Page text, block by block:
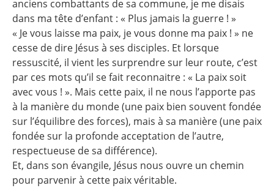
anciens combattants de sa commune, je me disais
dans ma tête d’enfant : « Plus jamais la guerre ! »
« Je vous laisse ma paix, je vous donne ma paix ! » ne
cesse de dire Jésus à ses disciples. Et lorsque
ressuscité, il vient les surprendre sur leur route, c’est
par ces mots qu’il se fait reconnaitre : « La paix soit
avec vous ! ». Mais cette paix, il ne nous l’apporte pas
à la manière du monde (une paix bien souvent fondée
sur l’équilibre des forces), mais à sa manière (une paix
fondée sur la profonde acceptation de l’autre,
respectueuse de sa différence).
Et, dans son évangile, Jésus nous ouvre un chemin
pour parvenir à cette paix véritable.